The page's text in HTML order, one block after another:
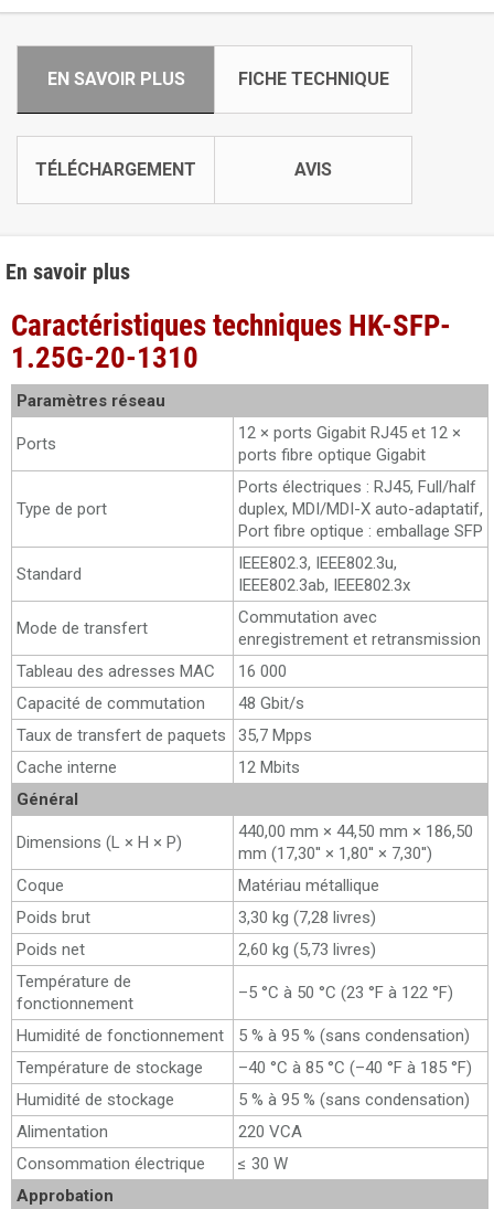
EN SAVOIR PLUS FICHE TECHNIQUE
TÉLÉCHARGEMENT AVIS
En savoir plus
Caractéristiques techniques HK-SFP-
1.25G-20-1310
Paramètres réseau
Ports
12 × ports Gigabit RJ45 et 12 ×
ports fibre optique Gigabit
Type de port
Ports électriques : RJ45, Full/half
duplex, MDI/MDI-X auto-adaptatif,
Port fibre optique : emballage SFP
Standard
IEEE802.3, IEEE802.3u,
IEEE802.3ab, IEEE802.3x
Mode de transfert
Commutation avec
enregistrement et retransmission
Tableau des adresses MAC
16 000
Capacité de commutation
48 Gbit/s
Taux de transfert de paquets
35,7 Mpps
Cache interne
12 Mbits
Général
Dimensions (L × H × P)
440,00 mm × 44,50 mm × 186,50
mm (17,30'' × 1,80'' × 7,30'')
Coque
Matériau métallique
Poids brut
3,30 kg (7,28 livres)
Poids net
2,60 kg (5,73 livres)
Température de
fonctionnement
–5 °C à 50 °C (23 °F à 122 °F)
Humidité de fonctionnement
5 % à 95 % (sans condensation)
Température de stockage
–40 °C à 85 °C (–40 °F à 185 °F)
Humidité de stockage
5 % à 95 % (sans condensation)
Alimentation
220 VCA
Consommation électrique
≤ 30 W
Approbation